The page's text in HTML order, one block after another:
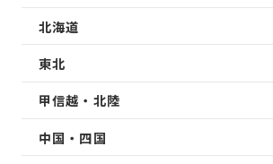
北海道
東北
甲信越・北陸
中国・四国